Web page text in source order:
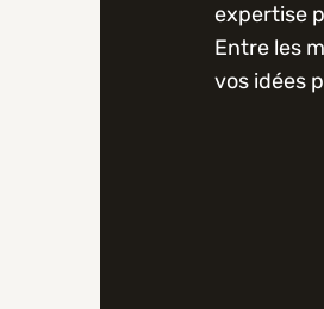
expertise
Entre les
vos idées